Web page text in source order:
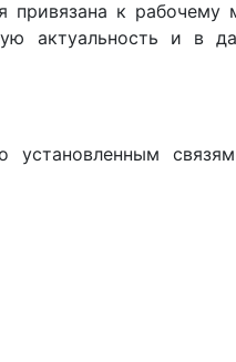
к рабочему
актуальность и в